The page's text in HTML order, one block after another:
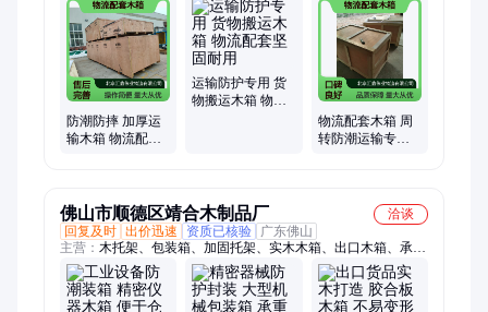
防潮防摔 加厚运
输木箱 物流配套
运输防护专用 货
物搬运木箱 物流
物流配套木箱 周
转防潮运输专用
佛山市顺德区靖合木制品厂
洽谈
回复及时 出价迅速 资质已核验
广东佛山
主营： 木托架、包装箱、加固托架、实木木箱、出口木箱、承重
木箱、设备木箱、木箱包装、出口木架、木架定制、定制装箱